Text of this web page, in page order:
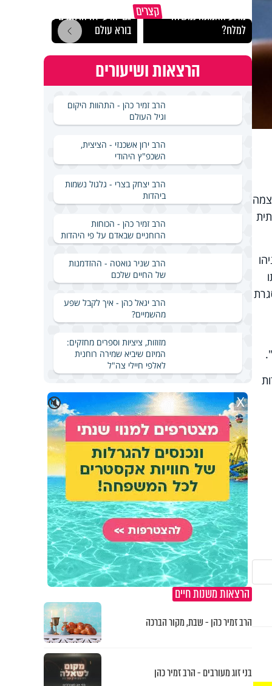
קצרים
מדוע האמונה נמשלה
למלח?
גם ׳הרע׳ זה הרחמים של
בורא עולם
הרצאות ושיעורים
הרב זמיר כהן - התהוות היקום
וגיל העולם
הרב ירון אשכנזי - הציצית,
השכפ"ץ היהודי
הרב יצחק בצרי - גלגול נשמות
ביהדות
הרב זמיר כהן - הכוחות
הרוחניים שבאדם על פי היהדות
הרב שניר גואטה - ההזדמנות
של החיים שלכם
הרב יגאל כהן - איך לקבל שפע
מהשמיים?
מזוזות, ציציות וספרים מחזקים:
המיזם שיביא שמירה רוחנית
לאלפי חיילי צה"ל
🔇 X
הרצאות משנות חיים
הרב זמיר כהן - שבת, מקור הברכה
בני זוג מעורבים - הרב זמיר כהן